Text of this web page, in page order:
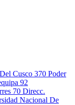
Cusco 370 Poder
92
70 Direcc.
Nacional De